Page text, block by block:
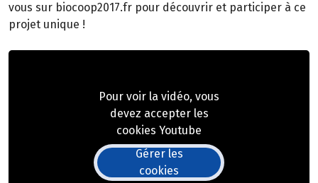
vous sur biocoop2017.fr pour découvrir et participer à ce
projet unique !
Pour voir la vidéo, vous
devez accepter les
cookies Youtube
Gérer les
cookies